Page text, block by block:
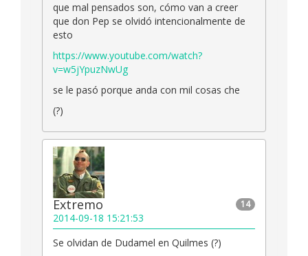
que mal pensados son, cómo van a creer
que don Pep se olvidó intencionalmente de
esto
https://www.youtube.com/watch?
v=w5jYpuzNwUg
se le pasó porque anda con mil cosas che
(?)
14
Extremo
2014-09-18 15:21:53
Se olvidan de Dudamel en Quilmes (?)